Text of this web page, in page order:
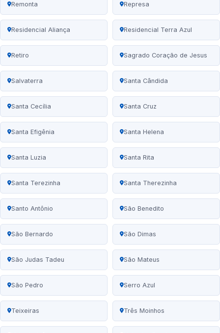
Remonta Represa
Residencial Aliança Residencial Terra Azul
Retiro Sagrado Coração de Jesus
Salvaterra Santa Cândida
Santa Cecília Santa Cruz
Santa Efigênia Santa Helena
Santa Luzia Santa Rita
Santa Terezinha Santa Therezinha
Santo Antônio São Benedito
São Bernardo São Dimas
São Judas Tadeu São Mateus
São Pedro Serro Azul
Teixeiras Três Moinhos